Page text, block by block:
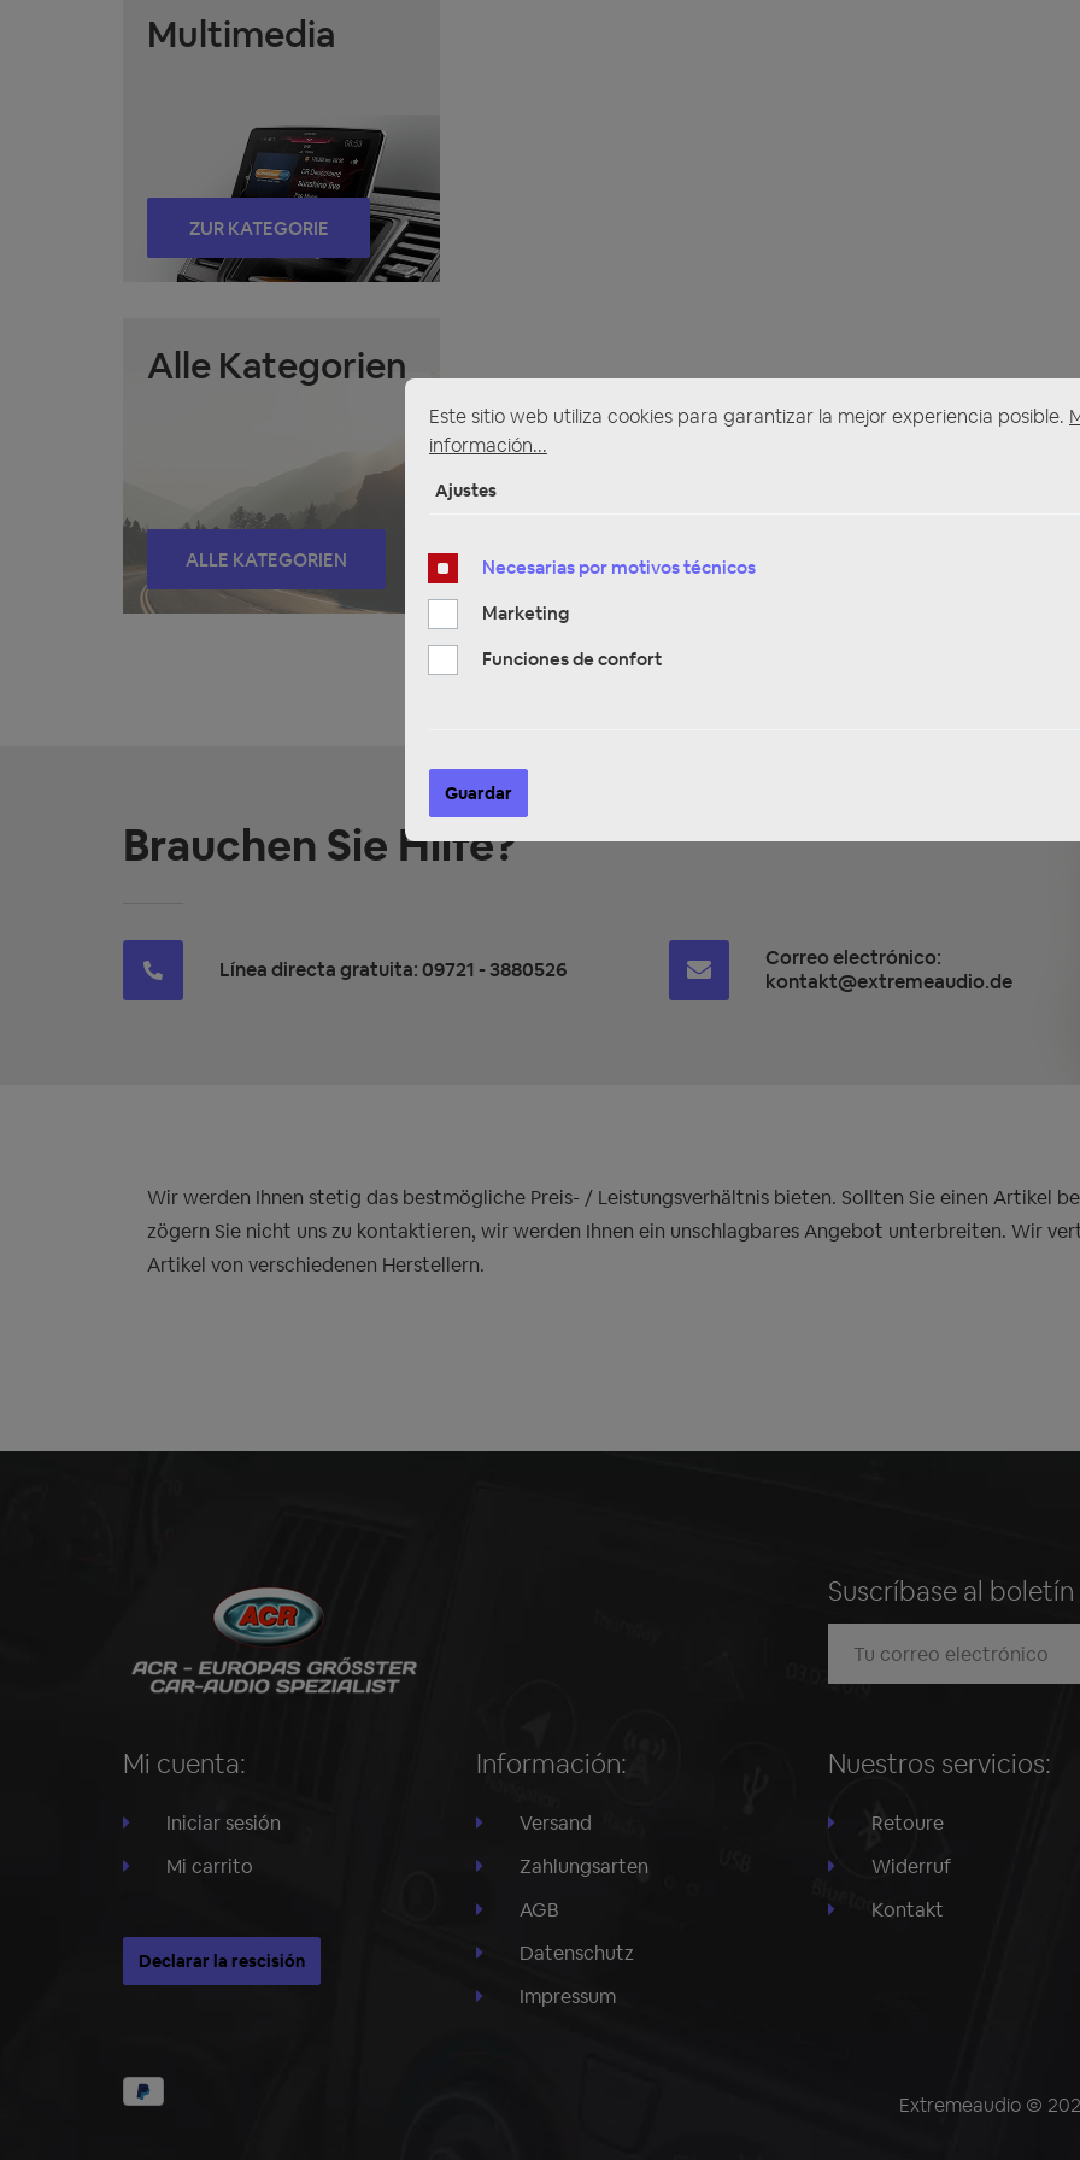
Multimedia
ZUR KATEGORIE
Alle Kategorien
ALLE KATEGORIEN
Brauchen Sie Hilfe?
Línea directa gratuita: 09721 - 3880526
Correo electrónico:
kontakt@extremeaudio.de
Wir werden Ihnen stetig das bestmögliche Preis- / Leistungsverhältnis bieten. Sollten Sie einen Artikel
zögern Sie nicht uns zu kontaktieren, wir werden Ihnen ein unschlagbares Angebot unterbreiten. Wir
Artikel von verschiedenen Herstellern.
Suscríbase al
Mi cuenta:
Iniciar sesión
Mi carrito
Declarar la rescisión
Información:
Versand
Zahlungsarten
AGB
Datenschutz
Impressum
Nuestros servicios:
Retoure
Widerruf
Kontakt
Extremeaudio ©
Este sitio web utiliza cookies para garantizar la mejor experiencia posible.
información...
Ajustes
Necesarias por motivos técnicos
Marketing
Funciones de confort
Guardar